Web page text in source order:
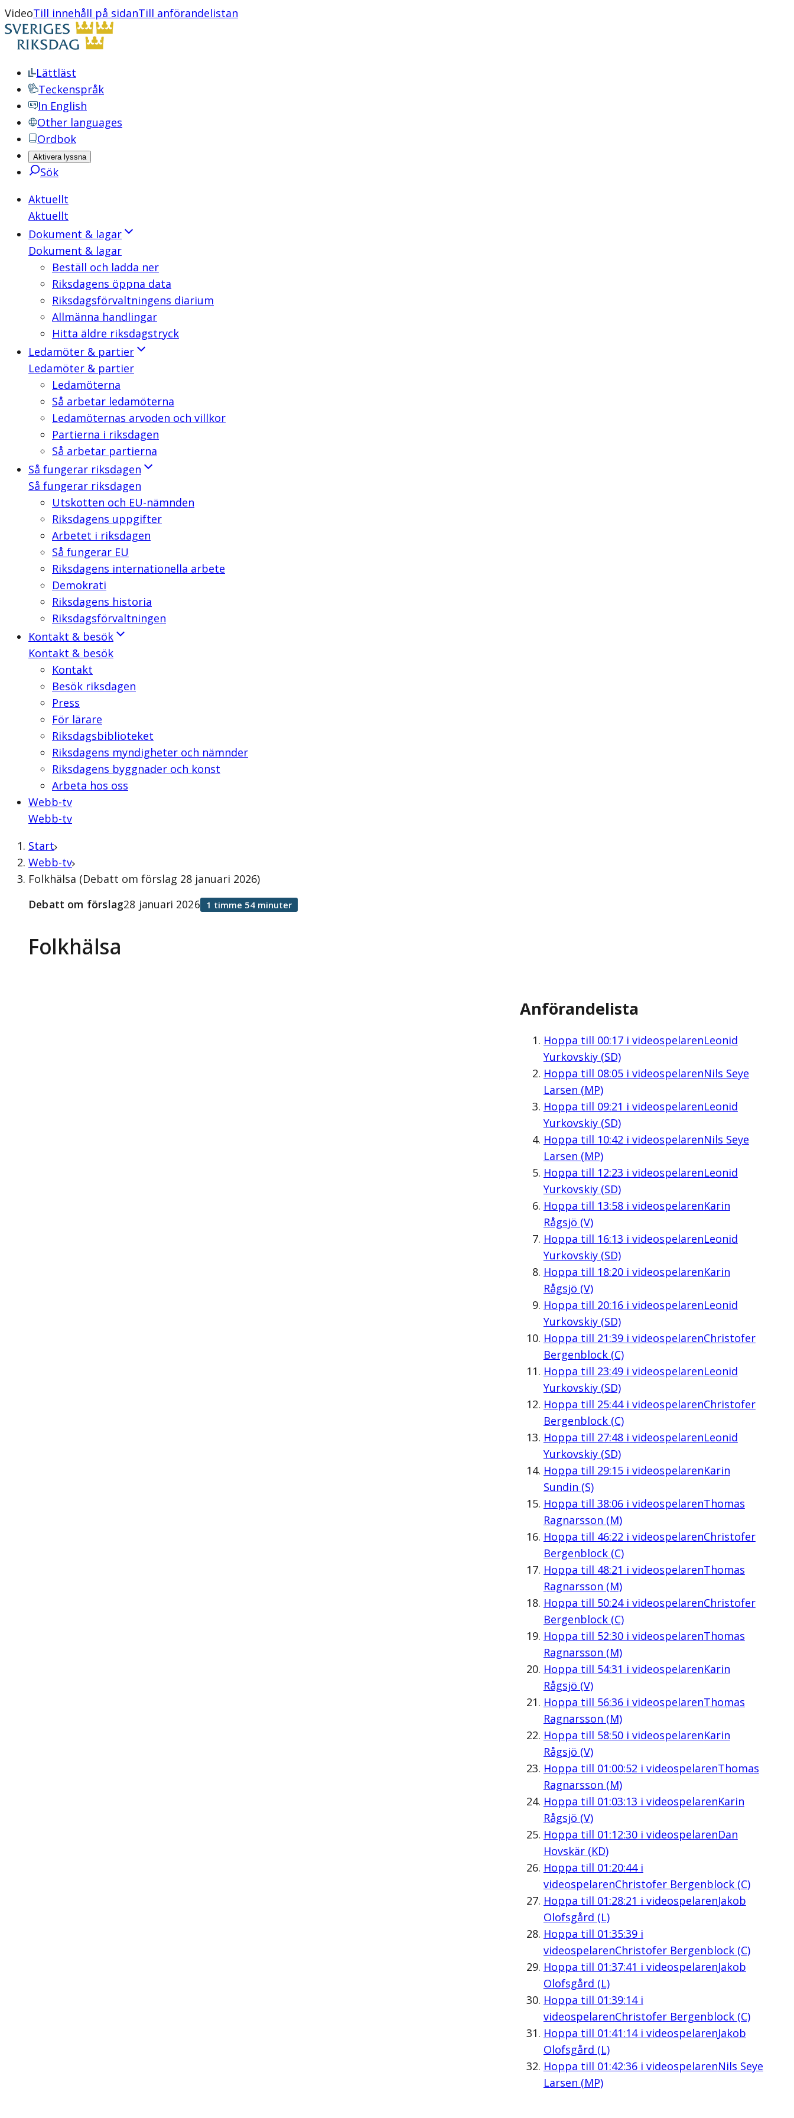
VideoTill innehåll på sidanTill anförandelistan
Lättläst
Teckenspråk
In English
Other languages
Ordbok
Aktivera lyssna
Sök
Aktuellt
Aktuellt
Dokument & lagar
Dokument & lagar
Beställ och ladda ner
Riksdagens öppna data
Riksdagsförvaltningens diarium
Allmänna handlingar
Hitta äldre riksdagstryck
Ledamöter & partier
Ledamöter & partier
Ledamöterna
Så arbetar ledamöterna
Ledamöternas arvoden och villkor
Partierna i riksdagen
Så arbetar partierna
Så fungerar riksdagen
Så fungerar riksdagen
Utskotten och EU-nämnden
Riksdagens uppgifter
Arbetet i riksdagen
Så fungerar EU
Riksdagens internationella arbete
Demokrati
Riksdagens historia
Riksdagsförvaltningen
Kontakt & besök
Kontakt & besök
Kontakt
Besök riksdagen
Press
För lärare
Riksdagsbiblioteket
Riksdagens myndigheter och nämnder
Riksdagens byggnader och konst
Arbeta hos oss
Webb-tv
Webb-tv
Start
Webb-tv
Folkhälsa (Debatt om förslag 28 januari 2026)
Folkhälsa
Debatt om förslag28 januari 2026 1 timme 54 minuter
Anförandelista
Hoppa till 00:17i videospelarenLeonid
Yurkovskiy (SD)
Hoppa till 08:05i videospelarenNils Seye
Larsen (MP)
Hoppa till 09:21 i videospelarenLeonid
Yurkovskiy (SD)
Hoppa till 10:42 i videospelarenNils Seye
Larsen (MP)
Hoppa till 12:23 i videospelarenLeonid
Yurkovskiy (SD)
Hoppa till 13:58i videospelarenKarin
Rågsjö (V)
Hoppa till 16:13 i videospelarenLeonid
Yurkovskiy (SD)
Hoppa till 18:20i videospelarenKarin
Rågsjö (V)
Hoppa till 20:16i videospelarenLeonid
Yurkovskiy (SD)
Hoppa till 21:39i videospelarenChristofer
Bergenblock (C)
Hoppa till 23:49i videospelarenLeonid
Yurkovskiy (SD)
Hoppa till 25:44i videospelarenChristofer
Bergenblock (C)
Hoppa till 27:48i videospelarenLeonid
Yurkovskiy (SD)
Hoppa till 29:15i videospelarenKarin
Sundin (S)
Hoppa till 38:06i videospelarenThomas
Ragnarsson (M)
Hoppa till 46:22 i videospelarenChristofer
Bergenblock (C)
Hoppa till 48:21 i videospelarenThomas
Ragnarsson (M)
Hoppa till 50:24i videospelarenChristofer
Bergenblock (C)
Hoppa till 52:30i videospelarenThomas
Ragnarsson (M)
Hoppa till 54:31 i videospelarenKarin
Rågsjö (V)
Hoppa till 56:36i videospelarenThomas
Ragnarsson (M)
Hoppa till 58:50i videospelarenKarin
Rågsjö (V)
Hoppa till 01:00:52 i videospelarenThomas
Ragnarsson (M)
Hoppa till 01:03:13 i videospelarenKarin
Rågsjö (V)
Hoppa till 01:12:30i videospelarenDan
Hovskär (KD)
Hoppa till 01:20:44i
videospelarenChristofer Bergenblock (C)
Hoppa till 01:28:21 i videospelarenJakob
Olofsgård (L)
Hoppa till 01:35:39i
videospelarenChristofer Bergenblock (C)
Hoppa till 01:37:41 i videospelarenJakob
Olofsgård (L)
Hoppa till 01:39:14i
videospelarenChristofer Bergenblock (C)
Hoppa till 01:41:14i videospelarenJakob
Olofsgård (L)
Hoppa till 01:42:36i videospelarenNils Seye
Larsen (MP)